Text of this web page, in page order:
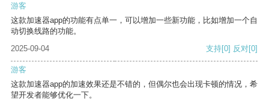
游客
这款加速器app的功能有点单一，可以增加一些新功能，比如增加一个自
动切换线路的功能。
2025-09-04
支持[0] 反对[0]
游客
这款加速器app的加速效果还是不错的，但偶尔也会出现卡顿的情况，希
望开发者能够优化一下。